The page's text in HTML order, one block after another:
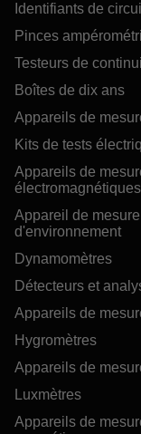
Identifiants de
Pinces
Testeurs de
Boîtes de dix ans
Appareils de
Kits de tests
Appareils de
électromagnétiques
Appareil de
d'environnement
Dynamomètres
Détecteurs et
Appareils de
Hygromètres
Appareils de
Luxmètres
Appareils de